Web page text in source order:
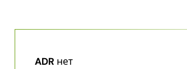
ADR нет